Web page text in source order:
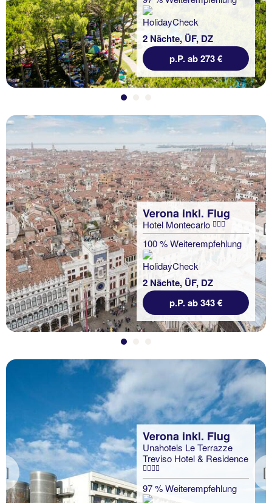
2 Nächte, ÜF, DZ
p.P. ab 273 €
Previous
Verona inkl. Flug
Hotel Montecarlo
100 % Weiterempfehlung
2 Nächte, ÜF, DZ
p.P. ab 343 €
Previous
Verona inkl. Flug
Unahotels Le Terrazze
Treviso Hotel & Residence
97 % Weiterempfehlung